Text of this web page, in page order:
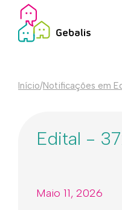
Início/Notificações em
Edital -
Maio 11, 2026